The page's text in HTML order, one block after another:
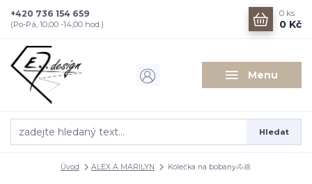
Menu
Hledat
+420 736 154 659
(Po-Pá, 10,00 -14,00 hod.)
0 ks
0 Kč
Úvod ALEX A MARILYN Kolečka na bobany🐴💩